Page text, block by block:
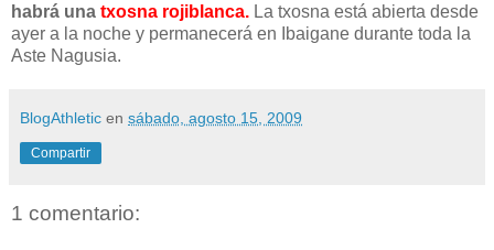
habrá una txosna rojiblanca. La txosna está abierta desde
ayer a la noche y permanecerá en Ibaigane durante toda la
Aste Nagusia.
BlogAthletic en sábado, agosto 15, 2009
Compartir
1 comentario: